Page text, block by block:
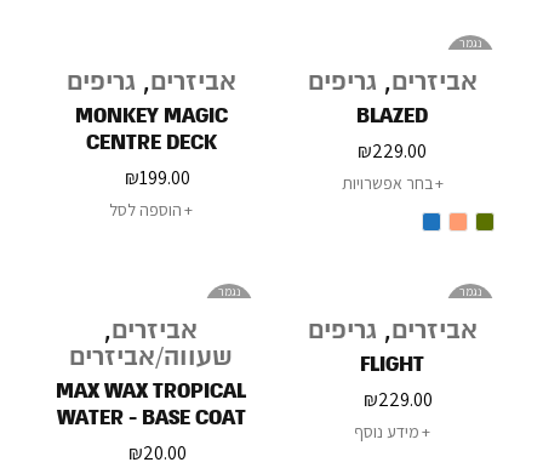
נגמר
אביזרים, גריפים
BLAZED
₪229.00
בחר אפשרויות
אביזרים, גריפים
MONKEY MAGIC
CENTRE DECK
₪199.00
הוספה לסל
נגמר
אביזרים, גריפים
FLIGHT
₪229.00
מידע נוסף
נגמר
אביזרים,
שעווה/אביזרים
MAX WAX TROPICAL
WATER - BASE COAT
WAX 75G
₪20.00